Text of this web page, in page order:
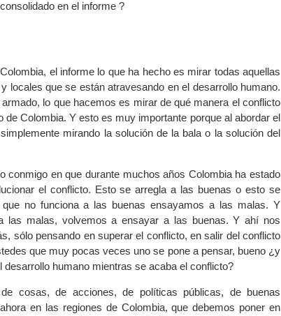
en el informe ?
el informe lo que ha hecho es mirar todas aquellas
locales que se están atravesando en el desarrollo humano.
lo que hacemos es mirar de qué manera el conflicto
Colombia. Y esto es muy importante porque al abordar el
mirando la solución de la bala o la solución del
conmigo en que durante muchos años Colombia ha estado
el conflicto. Esto se arregla a las buenas o esto se
no funciona a las buenas ensayamos a las malas. Y
las malas, volvemos a ensayar a las buenas. Y ahí nos
sólo pensando en superar el conflicto, en salir del conflicto
que muy pocas veces uno se pone a pensar, bueno ¿y
humano mientras se acaba el conflicto?
cosas, de acciones, de políticas públicas, de buenas
en las regiones de Colombia, que debemos poner en